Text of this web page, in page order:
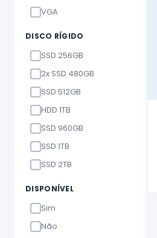
VGA
DISCO RÍGIDO
SSD 256GB
2x SSD 480GB
SSD 512GB
HDD 1TB
SSD 960GB
SSD 1TB
SSD 2TB
DISPONÍVEL
Sim
Não